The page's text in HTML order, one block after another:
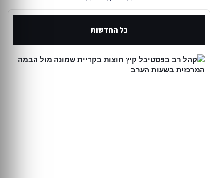
כל החדשות